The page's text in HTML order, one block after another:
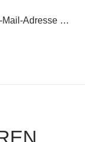
Mail-Adresse …